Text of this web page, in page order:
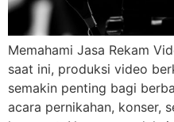
Memahami Jasa Rekam
saat ini, produksi video
semakin penting bagi
acara pernikahan, konser,